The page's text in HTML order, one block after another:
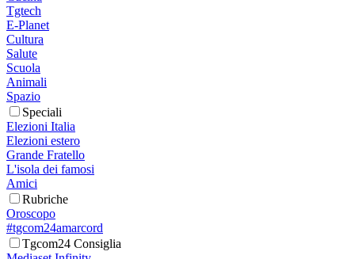
Tgtech
E-Planet
Cultura
Salute
Scuola
Animali
Spazio
Speciali
Elezioni Italia
Elezioni estero
Grande Fratello
L'isola dei famosi
Amici
Rubriche
Oroscopo
#tgcom24amarcord
Tgcom24 Consiglia